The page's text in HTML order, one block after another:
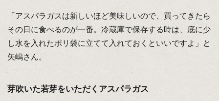
「アスパラガスは新しいほど美味しいので、買ってきたら
その日に食べるのが一番。冷蔵庫で保存する時は、底に少
し水を入れたポリ袋に立てて入れておくといいですよ」と
矢嶋さん。
芽吹いた若芽をいただくアスパラガス